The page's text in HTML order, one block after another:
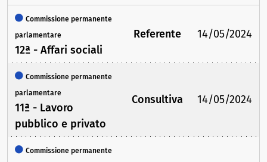
Commissione permanente
parlamentare
12ª - Affari sociali
Referente 14/05/2024
Commissione permanente
parlamentare
11ª - Lavoro
pubblico e privato
Consultiva 14/05/2024
Commissione permanente